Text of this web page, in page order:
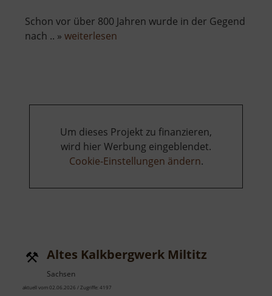
Schon vor über 800 Jahren wurde in der Gegend
nach .. » weiterlesen
Um dieses Projekt zu finanzieren,
wird hier Werbung eingeblendet.
Cookie-Einstellungen ändern.
Altes Kalkbergwerk Miltitz
Sachsen
aktuell vom 02.06.2026 / Zugriffe: 4197